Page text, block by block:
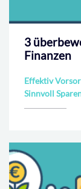
3
Finanzen
Effektiv
Sinnvoll